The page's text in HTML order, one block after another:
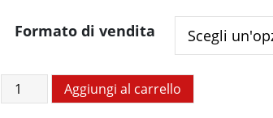
Formato di vendita
Viandante
Aggiungi al carrello